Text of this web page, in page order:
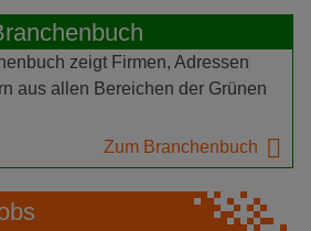
zeigt Firmen, Adressen
aus allen Bereichen der Grünen
Zum Branchenbuch